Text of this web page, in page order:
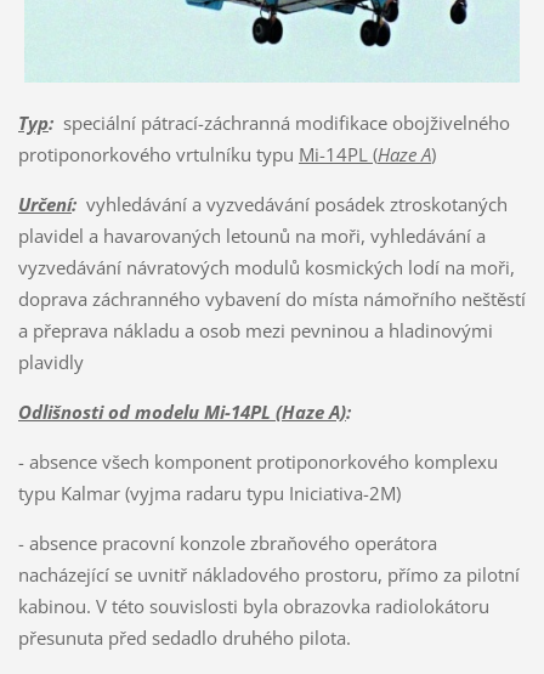
Typ:speciální pátrací-záchranná modifikace obojživelného
protiponorkového vrtulníku typu Mi-14PL (Haze A)
Určení:vyhledávání a vyzvedávání posádek ztroskotaných
plavidel a havarovaných letounů na moři, vyhledávání a
vyzvedávání návratových modulů kosmických lodí na moři,
doprava záchranného vybavení do místa námořního neštěstí
a přeprava nákladu a osob mezi pevninou a hladinovými
plavidly
Odlišnosti od modelu Mi-14PL (Haze A):
- absence všech komponent protiponorkového komplexu
typu Kalmar (vyjma radaru typu Iniciativa-2M)
- absence pracovní konzole zbraňového operátora
nacházející se uvnitř nákladového prostoru, přímo za pilotní
kabinou. V této souvislosti byla obrazovka radiolokátoru
přesunuta před sedadlo druhého pilota.